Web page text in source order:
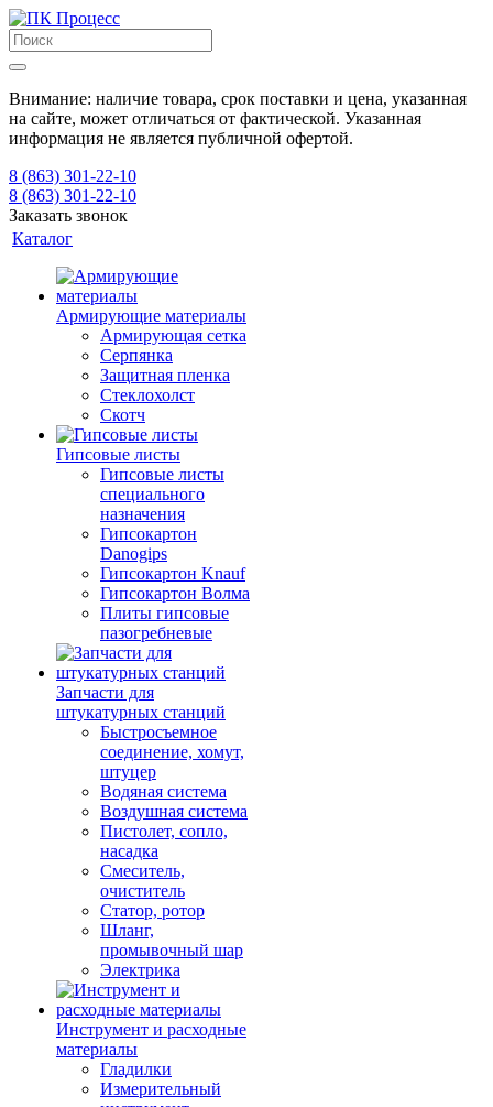
Внимание: наличие товара, срок поставки и цена, указанная
на сайте, может отличаться от фактической. Указанная
информация не является публичной офертой.
8 (863) 301-22-10
8 (863) 301-22-10
Заказать звонок
Каталог
Армирующие материалы
Армирующая сетка
Серпянка
Защитная пленка
Стеклохолст
Скотч
Гипсовые листы
Гипсовые листы
специального
назначения
Гипсокартон
Danogips
Гипсокартон Knauf
Гипсокартон Волма
Плиты гипсовые
пазогребневые
Запчасти для
штукатурных станций
Быстросъемное
соединение, хомут,
штуцер
Водяная система
Воздушная система
Пистолет, сопло,
насадка
Смеситель,
очиститель
Статор, ротор
Шланг,
промывочный шар
Электрика
Инструмент и расходные
материалы
Гладилки
Измерительный